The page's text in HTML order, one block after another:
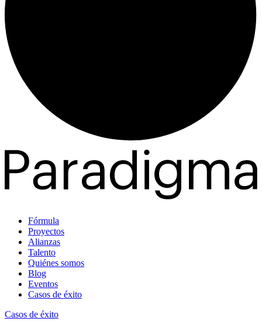
Fórmula
Proyectos
Alianzas
Talento
Quiénes somos
Blog
Eventos
Casos de éxito
Casos de éxito